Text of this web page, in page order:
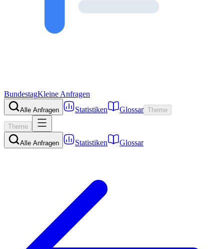
BundestagKleine Anfragen
Alle Anfragen Statistiken Glossar Theme
Theme
Alle Anfragen Statistiken Glossar